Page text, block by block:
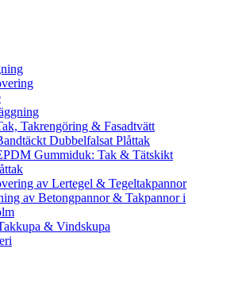
Takrengöring & Fasadtvätt
Dubbelfalsat Plåttak
Gummiduk: Tak & Tätskikt
av Lertegel & Tegeltakpannor
av Betongpannor & Takpannor i
& Vindskupa